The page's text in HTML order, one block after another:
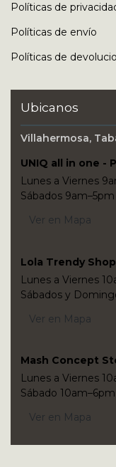
Políticas de
Políticas de envío
Políticas de
Ubicanos
Villahermosa,
UNIQ all in one -
Lunes a Viernes
Sábados 9am–5pm
Ver en Mapa
Lola Trendy
Lunes a Viernes
Sábados y
Ver en Mapa
Mash Concept
Lunes a Viernes
Sábado 10am–6pm
Ver en Mapa